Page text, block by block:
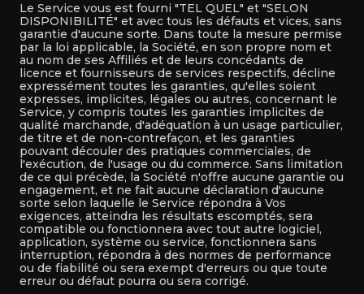
Le Service vous est fourni "TEL QUEL" et "SELON
DISPONIBILITÉ" et avec tous les défauts et vices, sans
garantie d'aucune sorte. Dans toute la mesure permise
par la loi applicable, la Société, en son propre nom et
au nom de ses Affiliés et de leurs concédants de
licence et fournisseurs de services respectifs, décline
expressément toutes les garanties, qu'elles soient
expresses, implicites, légales ou autres, concernant le
Service, y compris toutes les garanties implicites de
qualité marchande, d'adéquation à un usage particulier,
de titre et de non-contrefaçon, et les garanties
pouvant découler des pratiques commerciales, de
l'exécution, de l'usage ou du commerce. Sans limitation
de ce qui précède, la Société n'offre aucune garantie ou
engagement, et ne fait aucune déclaration d'aucune
sorte selon laquelle le Service répondra à Vos
exigences, atteindra les résultats escomptés, sera
compatible ou fonctionnera avec tout autre logiciel,
application, système ou service, fonctionnera sans
interruption, répondra à des normes de performance
ou de fiabilité ou sera exempt d'erreurs ou que toute
erreur ou défaut pourra ou sera corrigé.